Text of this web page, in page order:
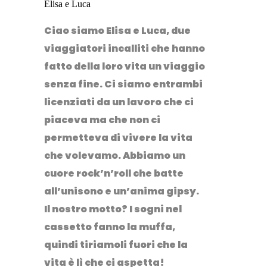
Elisa e Luca
Ciao siamo Elisa e Luca, due
viaggiatori incalliti che hanno
fatto della loro vita un viaggio
senza fine. Ci siamo entrambi
licenziati da un lavoro che ci
piaceva ma che non ci
permetteva di vivere la vita
che volevamo. Abbiamo un
cuore rock’n’roll che batte
all’unisono e un’anima gipsy.
Il nostro motto? I sogni nel
cassetto fanno la muffa,
quindi tiriamoli fuori che la
vita è lì che ci aspetta!